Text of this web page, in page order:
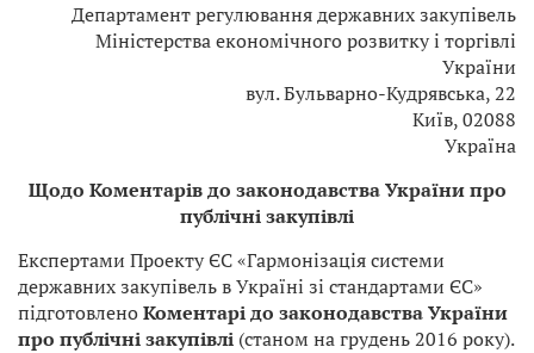
Департамент регулювання державних закупівель
Міністерства економічного розвитку і торгівлі
України
вул. Бульварно-Кудрявська, 22
Київ, 02088
Україна
Щодо Коментарів до законодавства України про
публічні закупівлі
Експертами Проекту ЄС «Гармонізація системи
державних закупівель в Україні зі стан­дартами ЄС»
підготовленоКоментарі до законодавства України
про публічні закупівлі (станом на грудень 2016 року).